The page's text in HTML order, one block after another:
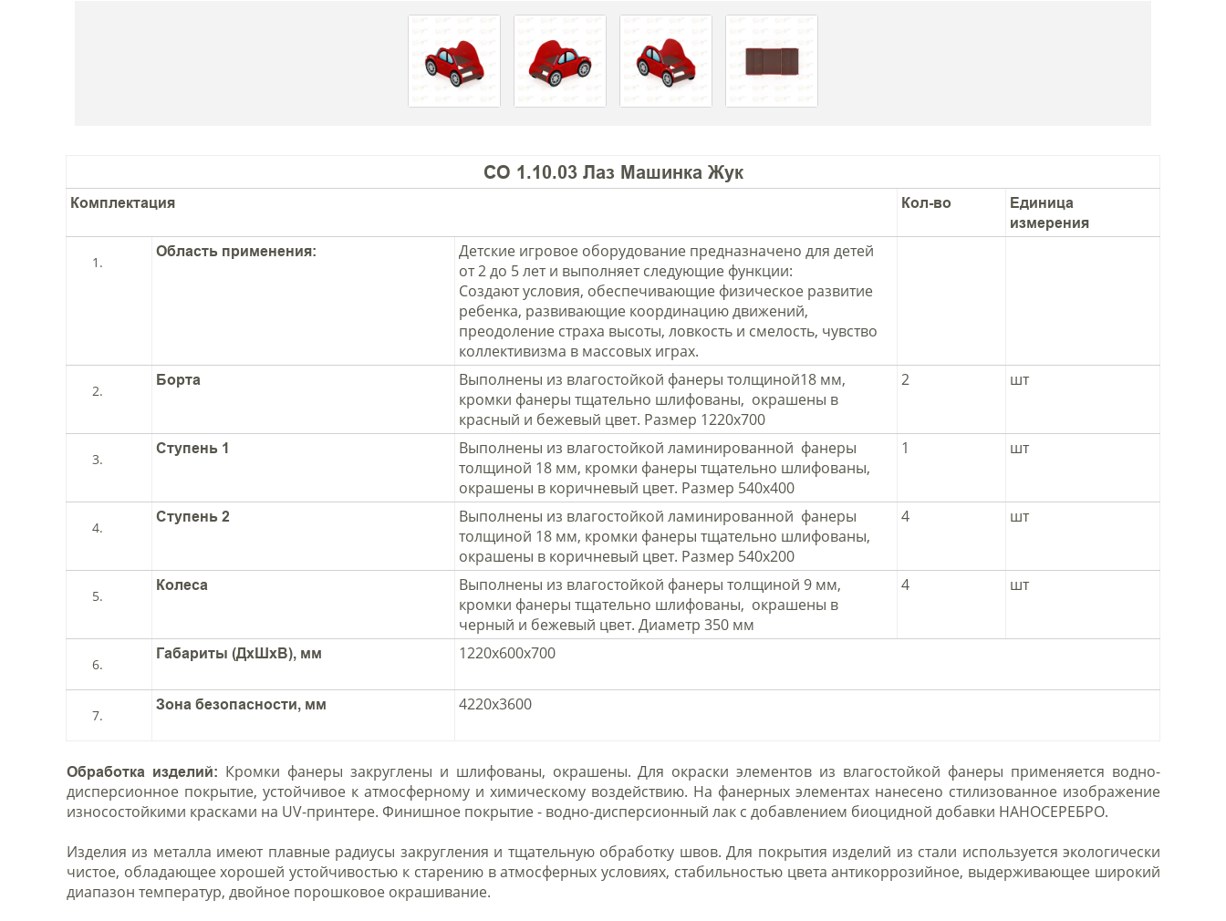
СО 1.10.03 Лаз Машинка Жук
Комплектация Кол-во
Единица
измерения
Область применения:
Детские игровое оборудование предназначено для детей
от 2 до 5 лет и выполняет следующие функции:
Создают условия, обеспечивающие физическое развитие
ребенка, развивающие координацию движений,
преодоление страха высоты, ловкость и смелость, чувство
коллективизма в массовых играх.
Борта
Выполнены из влагостойкой фанеры толщиной18 мм,
кромки фанеры тщательно шлифованы, окрашены в
красный и бежевый цвет. Размер 1220х700
2 шт
Ступень 1
Выполнены из влагостойкой ламинированной фанеры
толщиной 18 мм, кромки фанеры тщательно шлифованы,
окрашены в коричневый цвет. Размер 540х400
1 шт
Ступень 2
Выполнены из влагостойкой ламинированной фанеры
толщиной 18 мм, кромки фанеры тщательно шлифованы,
окрашены в коричневый цвет. Размер 540х200
4 шт
Колеса
Выполнены из влагостойкой фанеры толщиной 9 мм,
кромки фанеры тщательно шлифованы, окрашены в
черный и бежевый цвет. Диаметр 350 мм
4 шт
Габариты (ДхШхВ), мм 1220х600х700
Зона безопасности, мм 4220х3600
Обработка изделий: Кромки фанеры закруглены и шлифованы, окрашены. Для окраски элементов из влагостойкой фанеры применяется водно-
дисперсионное покрытие, устойчивое к атмосферному и химическому воздействию. На фанерных элементах нанесено стилизованное изображение
износостойкими красками на UV-принтере. Финишное покрытие - водно-дисперсионный лак с добавлением биоцидной добавки НАНОСЕРЕБРО.
Изделия из металла имеют плавные радиусы закругления и тщательную обработку швов. Для покрытия изделий из стали используется экологически
чистое, обладающее хорошей устойчивостью к старению в атмосферных условиях, стабильностью цвета антикоррозийное, выдерживающее широкий
диапазон температур, двойное порошковое окрашивание.